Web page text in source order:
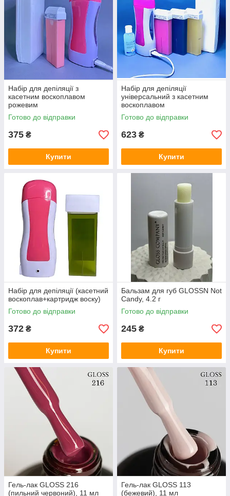
Набір для депіляції з
касетним воскоплавом
рожевим
Готово до відправки
375 ₴
Купити
Набір для депіляції
універсальний з касетним
воскоплавом
Готово до відправки
623 ₴
Купити
Набір для депіляції (касетний
воскоплав+картридж воску)
Готово до відправки
372 ₴
Купити
Бальзам для губ GLOSSN Not
Candy, 4.2 г
Готово до відправки
245 ₴
Купити
Гель-лак GLOSS 216
(пильний червоний), 11 мл
Гель-лак GLOSS 113
(бежевий), 11 мл